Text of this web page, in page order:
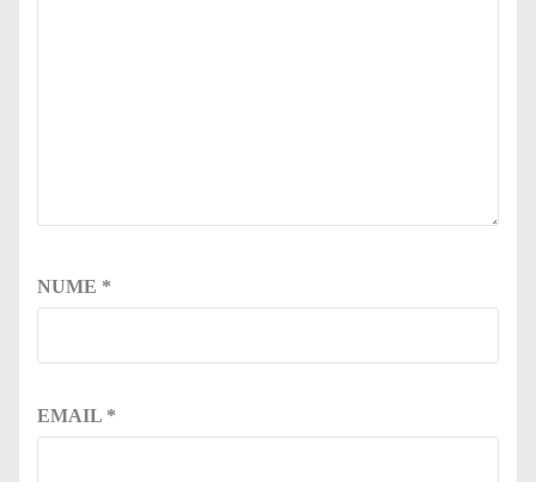
NUME *
EMAIL *